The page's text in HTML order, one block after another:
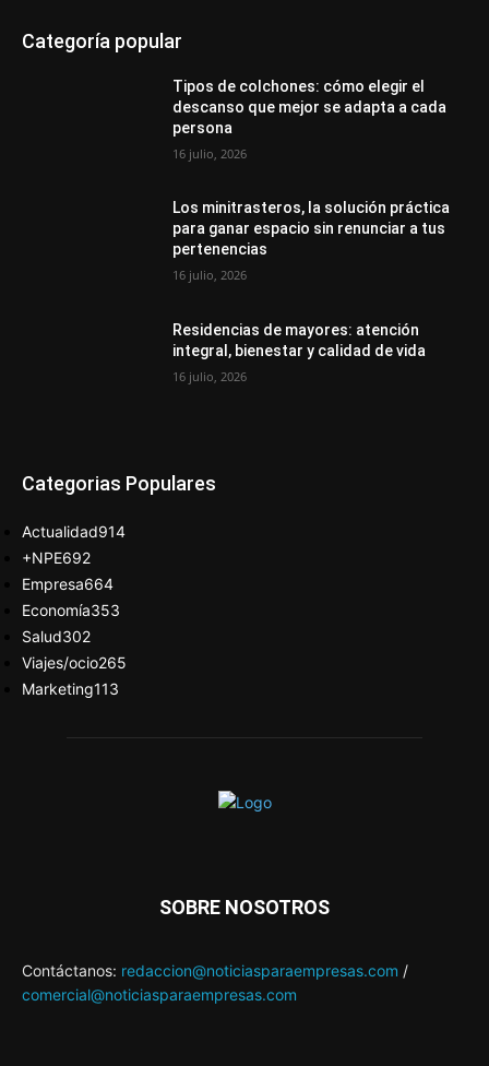
Categoría popular
Tipos de colchones: cómo elegir el
descanso que mejor se adapta a cada
persona
16 julio, 2026
Los minitrasteros, la solución práctica
para ganar espacio sin renunciar a tus
pertenencias
16 julio, 2026
Residencias de mayores: atención
integral, bienestar y calidad de vida
16 julio, 2026
Categorias Populares
Actualidad914
+NPE692
Empresa664
Economía353
Salud302
Viajes/ocio265
Marketing113
SOBRE NOSOTROS
Contáctanos: redaccion@noticiasparaempresas.com /
comercial@noticiasparaempresas.com